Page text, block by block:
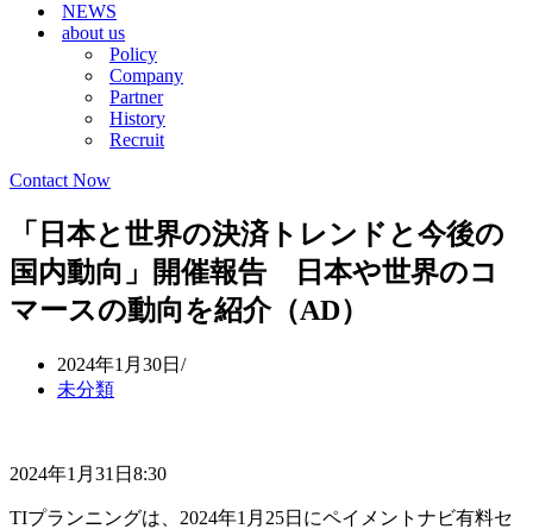
シ
ョ
NEWS
about us
Policy
Company
Partner
History
Recruit
Contact Now
「日本と世界の決済トレンドと今後の
国内動向」開催報告 日本や世界のコ
マースの動向を紹介（AD）
2024年1月30日
未分類
2024年1月31日8:30
TIプランニングは、2024年1月25日にペイメントナビ有料セ